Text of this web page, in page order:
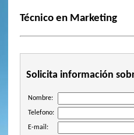
Técnico en Marketing
Solicita información
Nombre:
Telefono:
E-mail: